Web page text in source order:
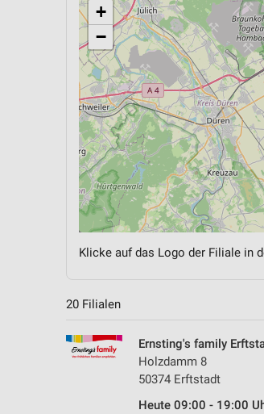
+
−
Klicke auf das Logo der Filiale in
20 Filialen
Ernsting's family
Holzdamm 8
50374 Erftstadt
Heute 09:00 - 19:00